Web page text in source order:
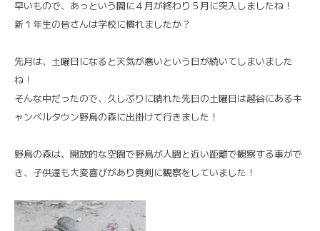
早いもので、あっという間に４月が終わり５月に突入しましたね！
新１年生の皆さんは学校に慣れましたか？
先月は、土曜日になると天気が悪いという日が続いてしまいました
ね！
そんな中だったので、久しぶりに晴れた先日の土曜日は越谷にあるキ
ャンベルタウン野鳥の森に出掛けて行きました！
野鳥の森は、開放的な空間で野鳥が人間と近い距離で観察する事がで
き、子供達も大変喜びがあり真剣に観察をしていました！